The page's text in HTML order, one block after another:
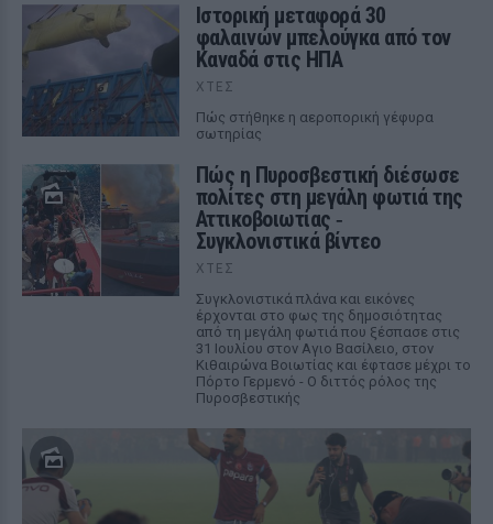
Ιστορική μεταφορά 30
φαλαινών μπελούγκα από τον
Καναδά στις ΗΠΑ
ΧΤΕΣ
Πώς στήθηκε η αεροπορική γέφυρα
σωτηρίας
Πώς η Πυροσβεστική διέσωσε
πολίτες στη μεγάλη φωτιά της
Αττικοβοιωτίας ‑
Συγκλονιστικά βίντεο
ΧΤΕΣ
Συγκλονιστικά πλάνα και εικόνες
έρχονται στο φως της δημοσιότητας
από τη μεγάλη φωτιά που ξέσπασε στις
31 Ιουλίου στον Αγιο Βασίλειο, στον
Κιθαιρώνα Βοιωτίας και έφτασε μέχρι το
Πόρτο Γερμενό - Ο διττός ρόλος της
Πυροσβεστικής